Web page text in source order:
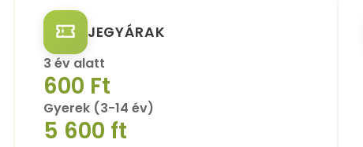
MI VILÁGUNK
NYITVATARTÁS
JEGYÁRAK
3 év alatt
600 Ft
Gyerek (3-14 év)
5 600 ft